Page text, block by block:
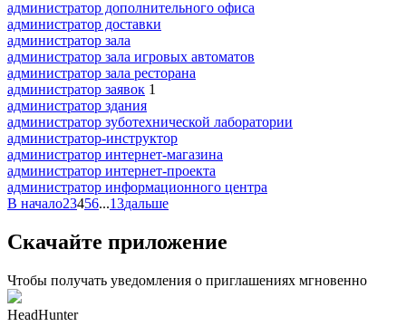
администратор дополнительного офиса
администратор доставки
администратор зала
администратор зала игровых автоматов
администратор зала ресторана
администратор заявок 1
администратор здания
администратор зуботехнической лаборатории
администратор-инструктор
администратор интернет-магазина
администратор интернет-проекта
администратор информационного центра
В начало23456...13дальше
Скачайте приложение
Чтобы получать уведомления о приглашениях мгновенно
HeadHunter